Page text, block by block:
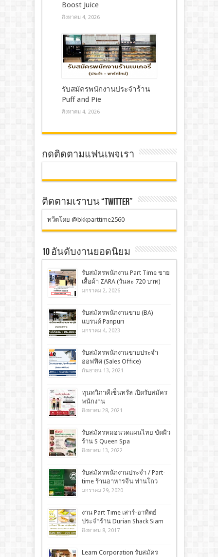
Boost Juice
สิงหาคม 4, 2026
รับสมัครพนักงานประจำร้าน
Puff and Pie
สิงหาคม 4, 2026
กดติดตามแฟนเพจเรา
ติดตามเราบน “TWITTER”
ทวีตโดย @bkkparttime2560
10 อันดับงานยอดนิยม
รับสมัครพนักงาน Part Time ขาย
เสื้อผ้า ZARA (วันละ 720 บาท)
มกราคม 2, 2026
รับสมัครพนักงานขาย (BA)
แบรนด์ Panpuri
มกราคม 4, 2023
รับสมัครพนักงานขายประจำ
ออฟฟิศ (Sales Office)
กันยายน 13, 2021
ทุนทวิภาคีเซ็นทรัล เปิดรับสมัคร
พนักงาน
สิงหาคม 28, 2021
รับสมัครหมอนวดแผนไทย ขัดผิว
ร้าน S Queen Spa
สิงหาคม 13, 2022
รับสมัครพนักงานประจำ / Part-
time ร้านอาหารจีน ฟ่านโถว
มกราคม 29, 2020
งาน Part Time เสาร์-อาทิตย์
ประจำร้าน Durian Shack Siam
สิงหาคม 8, 2017
Learn Corporation รับสมัคร